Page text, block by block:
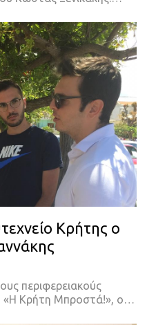
Κρήτης ο
περιφερειακούς
«Η Κρήτη Μπροστά!», ο…